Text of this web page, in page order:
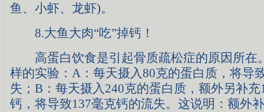
鱼、小虾、龙虾)。
8.大鱼大肉“吃”掉钙！
高蛋白饮食是引起骨质疏松症的原因所在
样的实验：A：每天摄入80克的蛋白质，将导
失；B：每天摄入240克的蛋白质，额外另补充
钙，将导致137毫克钙的流失。这说明：额外